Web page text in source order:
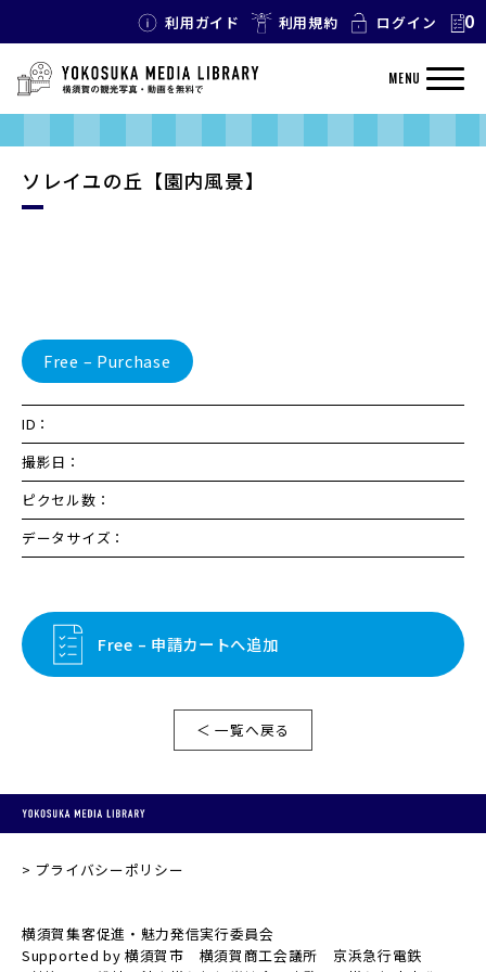
利用ガイド 利用規約 ログイン 0
MENU
ソレイユの丘【園内風景】
Free – Purchase
ID：
撮影日：
ピクセル数：
データサイズ：
Free – 申請カートへ追加
＜ 一覧へ戻る
プライバシーポリシー
横須賀集客促進・魅力発信実行委員会
Supported by 横須賀市 横須賀商工会議所 京浜急行電鉄